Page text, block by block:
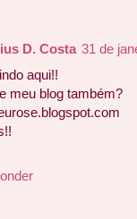
D. Costa 31 de
aqui!!
meu blog também?